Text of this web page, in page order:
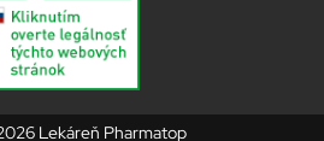
Lekáreň Pharmatop